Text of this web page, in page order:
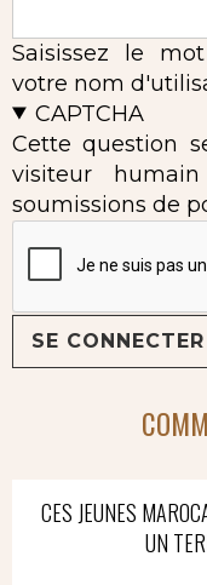
Saisissez le
votre nom
CAPTCHA
Cette question
visiteur
soumissions de
CES JEUNES
UN